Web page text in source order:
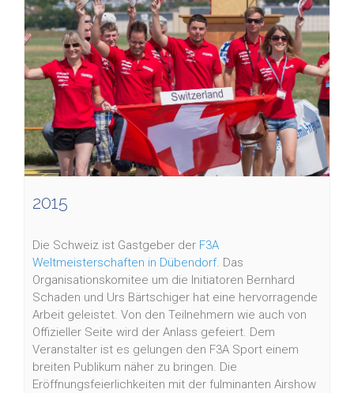
2015
Die Schweiz ist Gastgeber der F3A
Weltmeisterschaften in Dübendorf. Das
Organisationskomitee um die Initiatoren Bernhard
Schaden und Urs Bärtschiger hat eine hervorragende
Arbeit geleistet. Von den Teilnehmern wie auch von
Offizieller Seite wird der Anlass gefeiert. Dem
Veranstalter ist es gelungen den F3A Sport einem
breiten Publikum näher zu bringen. Die
Eröffnungsfeierlichkeiten mit der fulminanten Airshow